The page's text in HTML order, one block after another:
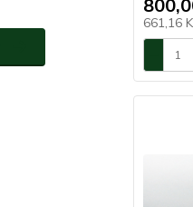
661,16